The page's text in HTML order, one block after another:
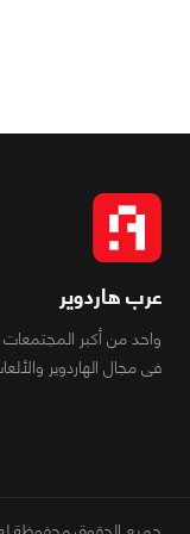
عرب هاردوير
واحد من أكبر
فى مجال الهاردوير